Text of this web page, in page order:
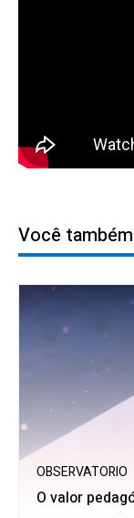
Você
OBSERVATORIO
O valor